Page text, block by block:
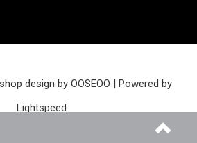
design by OOSEOO | Powered by
Lightspeed